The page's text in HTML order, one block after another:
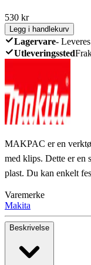
530 kr
Legg i handlekurv
Lagervare-
Utleveringssted
MAKPAC er en
med klips. Dette er en
plast. Du kan enkelt
Varemerke
Makita
Beskrivelse